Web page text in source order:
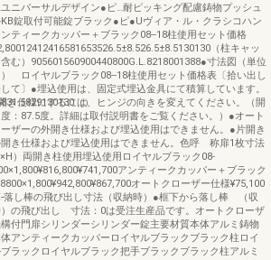
（）
ニバーサルデザイン●ピ…耐ピッキング配慮鋳物プッシュ
錠取付可能錠ブラック●ピ●Uヴィア・ル・クラシコハン
ティークカッパー＋ブラック08--18柱使用セット価格
（柱キャッ
む）905601560900440800G.L.8218001388●寸法図（単位
ロイヤルブラック08--18柱使用セット価格表〔拾い出し
て〕●埋込使用は、固定式埋込金具にて積算しています。
き仕様にするには、ヒンジの向きを変えてください。（開
：87.5度。詳細は取付説明書をご覧ください。）●オート
ザーの外開き仕様および埋込使用はできません。●片開き
き仕様および埋込使用はできません。色呼 称扉1枚寸法
）両開き柱使用埋込使用ロイヤルブラック08-
アンティークカッパー＋ブラック
オートクローザー仕様¥75,100
落し棒の飛び出し寸法（収納時）●框下から落し棒 （収
の飛び出し 寸法：0は受注生産品です。オートクローザ
付門扉シリンダーシリンダー錠主要材質本体アルミ鋳物
アンティークカッパーロイヤルブラックブラック柱ロイ
ラックロイヤルブラック把手ブラックブラック柱アルミ